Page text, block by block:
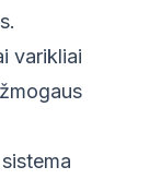
varikliai